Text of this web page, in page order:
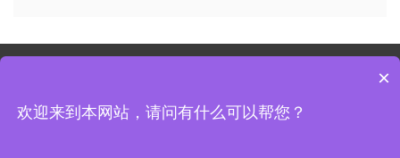
苏ICP备18055778号-2
×
欢迎来到本网站，请问有什么可以帮您？